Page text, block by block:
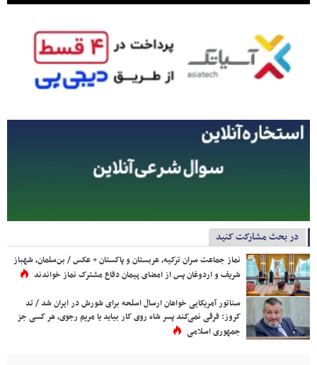
در بحث مشارکت کنید
نماز جماعت سران ترکیه، عربستان و پاکستان + عکس / بن‌سلمان، شهباز
شریف و اردوغان پس از امضای پیمان دفاع مشترک نماز خواندند
سناتور آمریکایی خواهان ارسال اسلحه برای شورش در ایران شد / تد
کروز: فرقی نمی‌کند پسر شاه روی کار بیاید یا مریم رجوی، هر کسی جز
جمهوری اسلامی